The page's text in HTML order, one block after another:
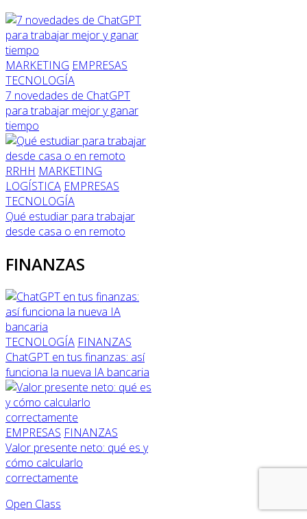
MARKETING EMPRESAS
TECNOLOGÍA
7 novedades de ChatGPT
para trabajar mejor y ganar
tiempo
RRHH MARKETING
LOGÍSTICA EMPRESAS
TECNOLOGÍA
Qué estudiar para trabajar
desde casa o en remoto
FINANZAS
TECNOLOGÍA FINANZAS
ChatGPT en tus finanzas: así
funciona la nueva IA bancaria
EMPRESAS FINANZAS
Valor presente neto: qué es y
cómo calcularlo
correctamente
Open Class